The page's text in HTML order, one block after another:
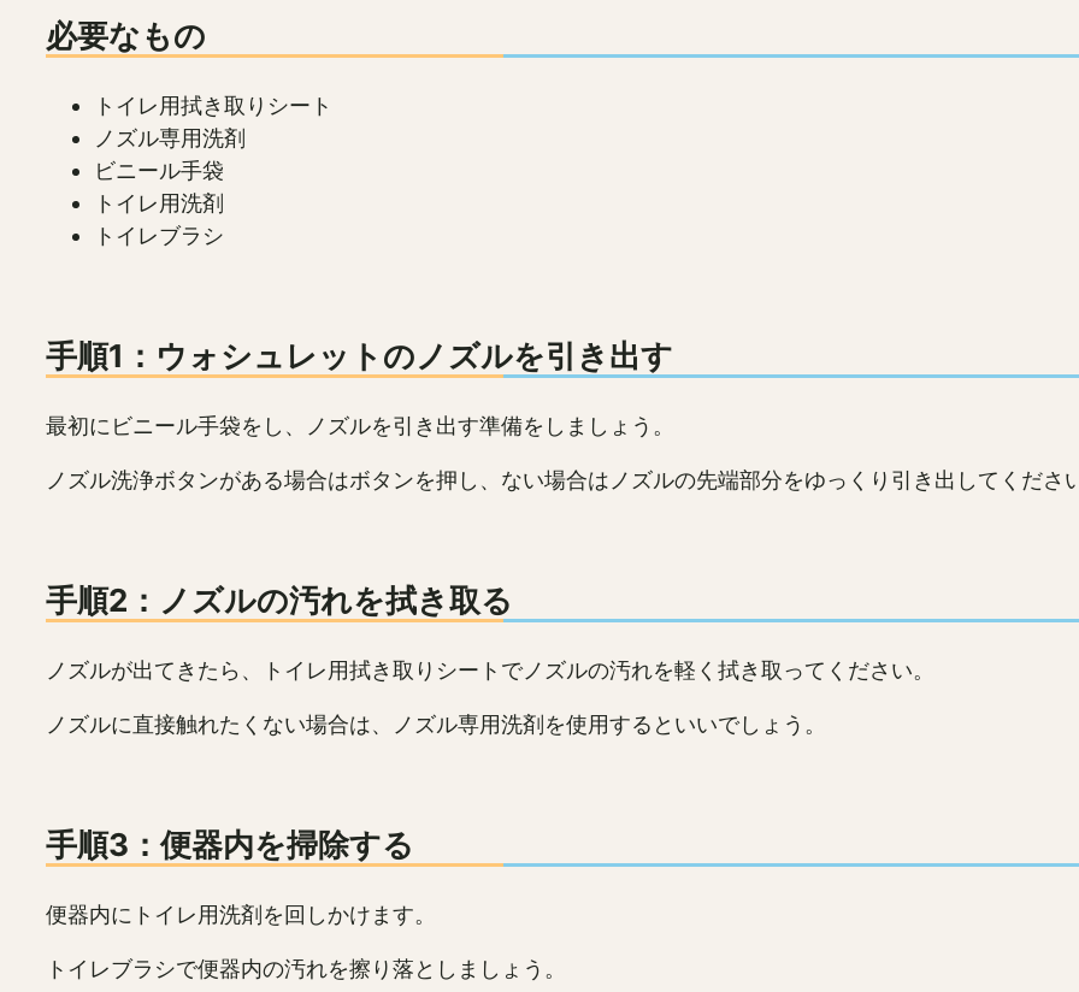
必要なもの
トイレ用拭き取りシート
ノズル専用洗剤
ビニール手袋
トイレ用洗剤
トイレブラシ
手順1：ウォシュレットのノズルを引き出す
最初にビニール手袋をし、ノズルを引き出す準備をしましょう。
ノズル洗浄ボタンがある場合はボタンを押し、ない場合はノズルの先端部分をゆっくり引き出してくださ
手順2：ノズルの汚れを拭き取る
ノズルが出てきたら、トイレ用拭き取りシートでノズルの汚れを軽く拭き取ってください。
ノズルに直接触れたくない場合は、ノズル専用洗剤を使用するといいでしょう。
手順3：便器内を掃除する
便器内にトイレ用洗剤を回しかけます。
トイレブラシで便器内の汚れを擦り落としましょう。